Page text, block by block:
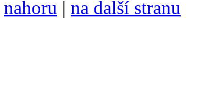
nahoru | na další stranu